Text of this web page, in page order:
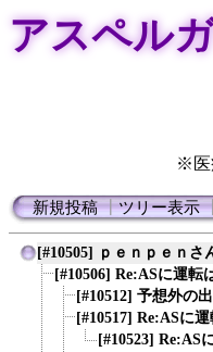
アスペル
※医
新規投稿┃ツリー表示
[#10505] ｐｅｎｐｅｎさ
[#10506] Re:ASに運転
[#10512] 予想外の
[#10517] Re:ASに
[#10523] Re:AS